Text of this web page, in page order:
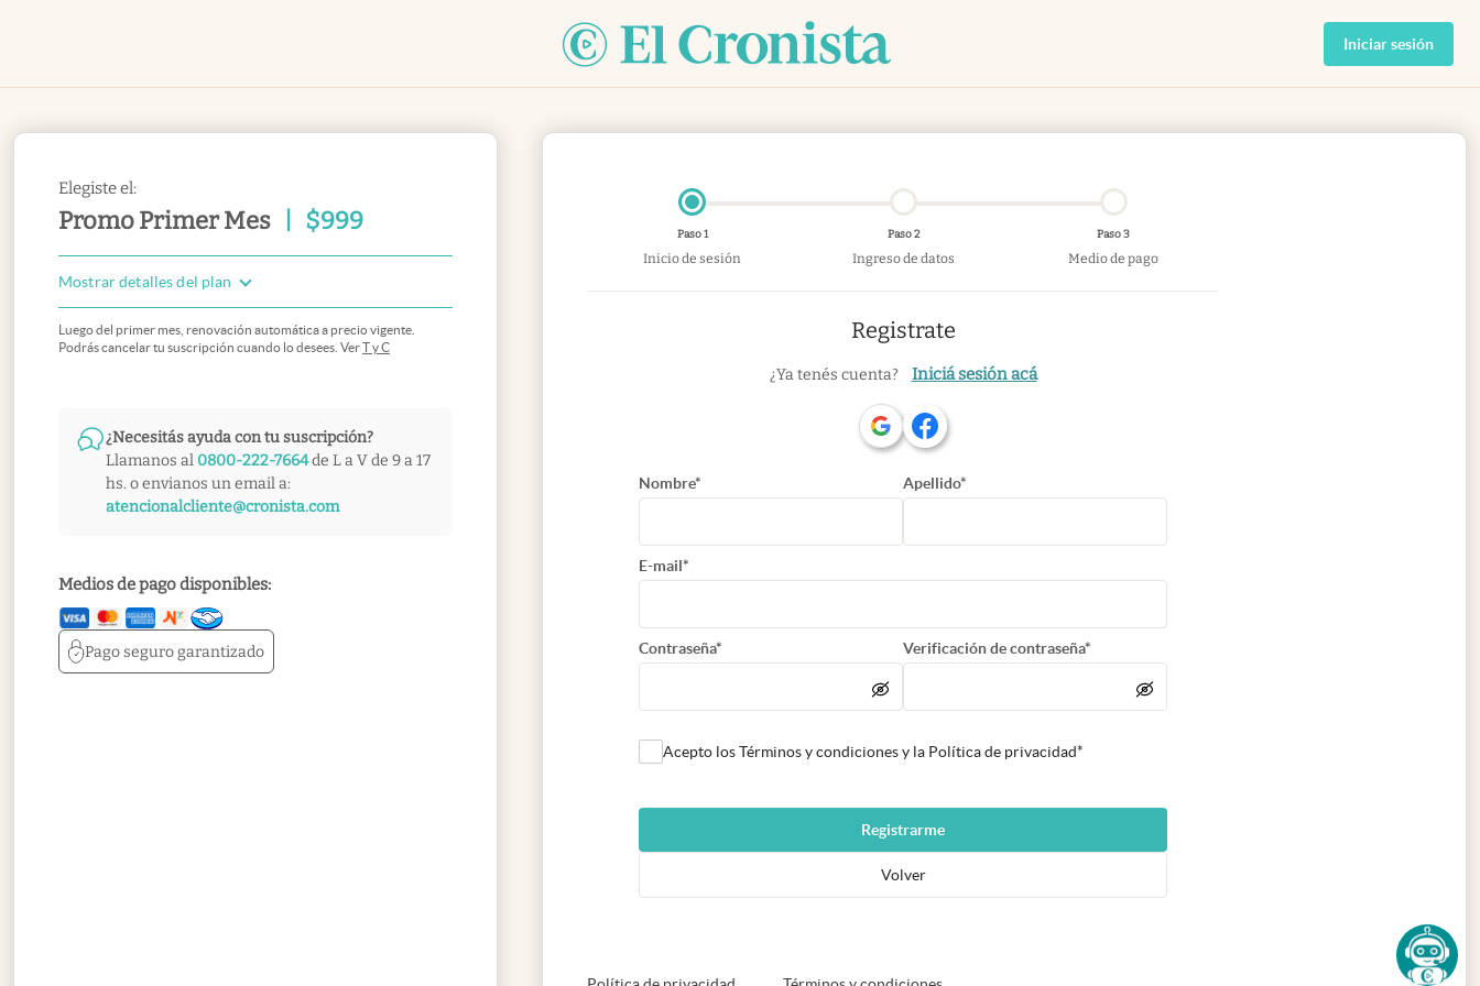
Iniciar sesión
Elegiste el:
Promo Primer Mes $999
Mostrar detalles del plan
Luego del primer mes, renovación automática a precio vigente.
Podrás cancelar tu suscripción cuando lo desees. VerT y C
¿Necesitás ayuda con tu suscripción?
Llamanos al 0800-222-7664de L a V de 9 a 17
hs. o envianos un email a:
atencionalcliente@cronista.com
Medios de pago disponibles:
Pago segurogarantizado
Paso 1
Inicio de sesión
Paso 2
Ingreso de datos
Paso 3
Medio de pago
Registrate
¿Ya tenés cuenta? Iniciá sesión acá
Nombre* Apellido*
E-mail*
Contraseña* Verificación de contraseña*
Acepto los Términos y condiciones y la Política de privacidad*
Registrarme
Volver